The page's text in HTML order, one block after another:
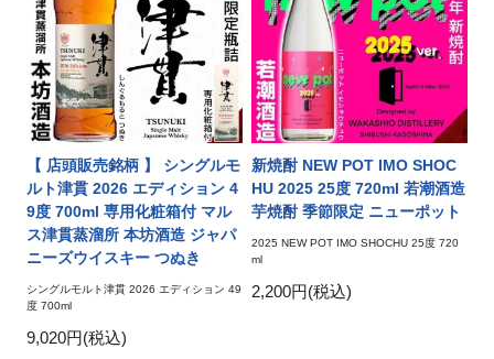
【 店頭販売銘柄 】 シングルモ
ルト津貫 2026 エディション 4
9度 700ml 専用化粧箱付 マル
ス津貫蒸溜所 本坊酒造 ジャパ
ニーズウイスキー つぬき
シングルモルト津貫 2026 エディション 49
度 700ml
9,020円(税込)
新焼酎 NEW POT IMO SHOC
HU 2025 25度 720ml 若潮酒造
芋焼酎 季節限定 ニューポット
2025 NEW POT IMO SHOCHU 25度 720
ml
2,200円(税込)